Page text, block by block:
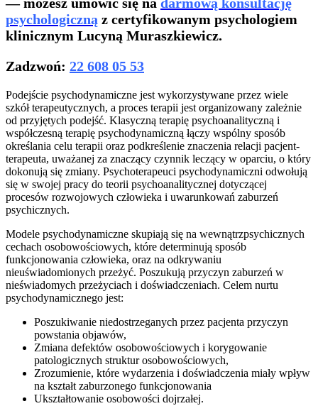
psychologiczną z certyfikowanym psychologiem
klinicznym Lucyną Muraszkiewicz.
Zadzwoń: 22 608 05 53
Podejście psychodynamiczne jest wykorzystywane przez wiele
szkół terapeutycznych, a proces terapii jest organizowany zależnie
od przyjętych podejść. Klasyczną terapię psychoanalityczną i
współczesną terapię psychodynamiczną łączy wspólny sposób
określania celu terapii oraz podkreślenie znaczenia relacji pacjent-
terapeuta, uważanej za znaczący czynnik leczący w oparciu, o który
dokonują się zmiany. Psychoterapeuci psychodynamiczni odwołują
się w swojej pracy do teorii psychoanalitycznej dotyczącej
procesów rozwojowych człowieka i uwarunkowań zaburzeń
psychicznych.
Modele psychodynamiczne skupiają się na wewnątrzpsychicznych
cechach osobowościowych, które determinują sposób
funkcjonowania człowieka, oraz na odkrywaniu
nieuświadomionych przeżyć. Poszukują przyczyn zaburzeń w
nieświadomych przeżyciach i doświadczeniach. Celem nurtu
psychodynamicznego jest:
Poszukiwanie niedostrzeganych przez pacjenta przyczyn
powstania objawów,
Zmiana defektów osobowościowych i korygowanie
patologicznych struktur osobowościowych,
Zrozumienie, które wydarzenia i doświadczenia miały wpływ
na kształt zaburzonego funkcjonowania
Ukształtowanie osobowości dojrzałej.